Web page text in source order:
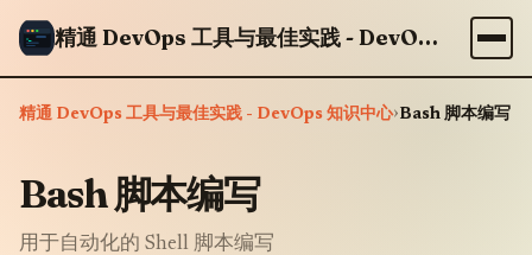
精通 DevOps 工具与最佳实践 - DevOps 知识中心
精通 DevOps 工具与最佳实践 - DevOps 知识中心›Bash 脚本编写
Bash 脚本编写
用于自动化的 Shell 脚本编写